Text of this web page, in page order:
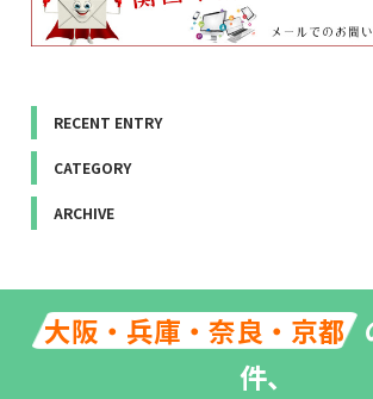
RECENT ENTRY
CATEGORY
ARCHIVE
大阪・兵庫・奈良・京都
件、